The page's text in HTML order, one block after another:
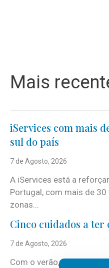
Mais
iServices com mais
sul do país
7 de Agosto, 2026
A iServices está a
Portugal, com mais de
zonas...
Cinco cuidados a ter
7 de Agosto, 2026
Com o verão, chegam